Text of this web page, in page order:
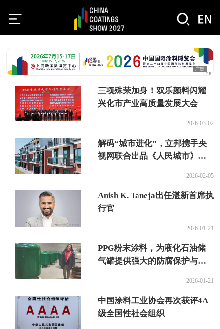
广告
三项殊荣加身！双乐颜料闪耀
兴化市产业高质量发展大会
2026-03-02
解码“城市进化”，立邦携手央
视网联合出品《人民城市》微
2026-02-05
Anish K. Taneja出任湛新首席执
行官
2026-01-21
PPG粉末涂料，为液化石油储
气罐提供强大的防腐保护与可
2026-01-21
中国涂料工业协会再次获评4A
级全国性社会组织